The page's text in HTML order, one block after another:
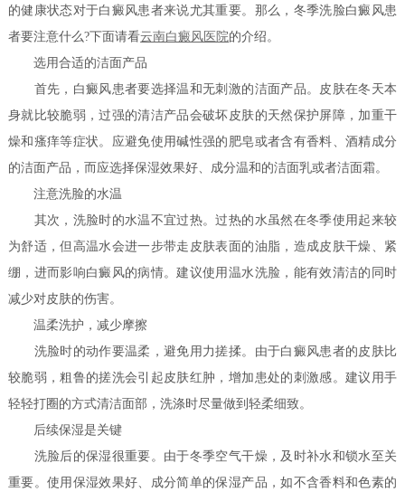
的健康状态对于白癜风患者来说尤其重要。那么，冬季洗脸白癜风患
者要注意什么?下面请看云南白癜风医院的介绍。
选用合适的洁面产品
首先，白癜风患者要选择温和无刺激的洁面产品。皮肤在冬天本
身就比较脆弱，过强的清洁产品会破坏皮肤的天然保护屏障，加重干
燥和瘙痒等症状。应避免使用碱性强的肥皂或者含有香料、酒精成分
的洁面产品，而应选择保湿效果好、成分温和的洁面乳或者洁面霜。
注意洗脸的水温
其次，洗脸时的水温不宜过热。过热的水虽然在冬季使用起来较
为舒适，但高温水会进一步带走皮肤表面的油脂，造成皮肤干燥、紧
绷，进而影响白癜风的病情。建议使用温水洗脸，能有效清洁的同时
减少对皮肤的伤害。
温柔洗护，减少摩擦
洗脸时的动作要温柔，避免用力搓揉。由于白癜风患者的皮肤比
较脆弱，粗鲁的搓洗会引起皮肤红肿，增加患处的刺激感。建议用手
轻轻打圈的方式清洁面部，洗涤时尽量做到轻柔细致。
后续保湿是关键
洗脸后的保湿很重要。由于冬季空气干燥，及时补水和锁水至关
重要。使用保湿效果好、成分简单的保湿产品，如不含香料和色素的